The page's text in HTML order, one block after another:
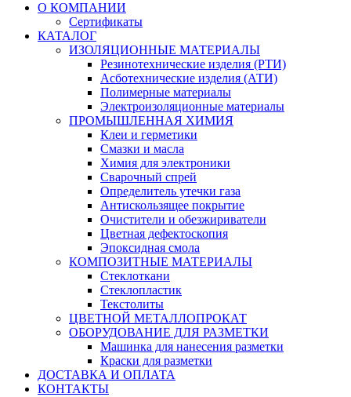
О КОМПАНИИ
Сертификаты
КАТАЛОГ
ИЗОЛЯЦИОННЫЕ МАТЕРИАЛЫ
Резинотехнические изделия (РТИ)
Асботехнические изделия (АТИ)
Полимерные материалы
Электроизоляционные материалы
ПРОМЫШЛЕННАЯ ХИМИЯ
Клеи и герметики
Смазки и масла
Химия для электроники
Сварочный спрей
Определитель утечки газа
Антискользящее покрытие
Очистители и обезжириватели
Цветная дефектоскопия
Эпоксидная смола
КОМПОЗИТНЫЕ МАТЕРИАЛЫ
Стеклоткани
Стеклопластик
Текстолиты
ЦВЕТНОЙ МЕТАЛЛОПРОКАТ
ОБОРУДОВАНИЕ ДЛЯ РАЗМЕТКИ
Машинка для нанесения разметки
Краски для разметки
ДОСТАВКА И ОПЛАТА
КОНТАКТЫ